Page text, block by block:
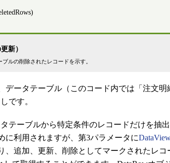
新）
ブルの削除されたレコードを示す。
ータテーブル（このコード内では「注文明
です。
テーブルから特定条件のレコードだけを抽
に利用されますが、第3パラメータに
、追加、更新、削除としてマークされたレコ